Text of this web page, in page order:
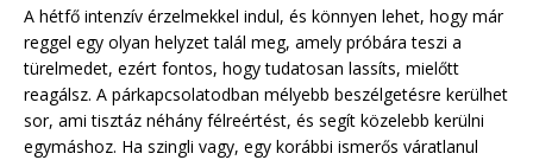
A hétfő intenzív érzelmekkel indul, és könnyen lehet, hogy már
reggel egy olyan helyzet talál meg, amely próbára teszi a
türelmedet, ezért fontos, hogy tudatosan lassíts, mielőtt
reagálsz. A párkapcsolatodban mélyebb beszélgetésre kerülhet
sor, ami tisztáz néhány félreértést, és segít közelebb kerülni
egymáshoz. Ha szingli vagy, egy korábbi ismerős váratlanul